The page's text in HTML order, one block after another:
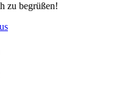
zu begrüßen!